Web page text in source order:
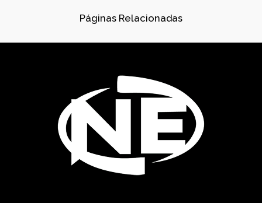
FÁBRICA DE PRÉ-MOLDADOS
GÁRGULAS PRÉ-MOLDADAS
GRELHAS PARA BOCA DE LEÃO
Páginas Relacionadas